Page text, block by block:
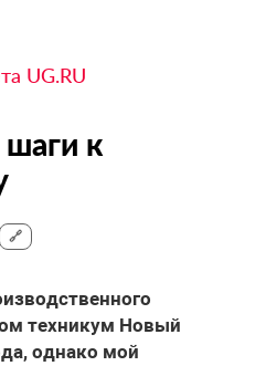
UG.RU
шаги к
🔗
техникум Новый
однако мой